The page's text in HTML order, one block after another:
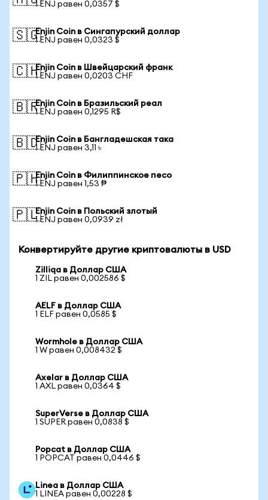
1 ENJ равен 0,0357 $
🇸🇬Enjin Coin в Сингапурский доллар
1 ENJ равен 0,0323 $
🇨🇭Enjin Coin в Швейцарский франк
1 ENJ равен 0,0203 CHF
🇧🇷Enjin Coin в Бразильский реал
1 ENJ равен 0,1295 R$
🇧🇩Enjin Coin в Бангладешская така
1 ENJ равен 3,11 ৳
🇵🇭Enjin Coin в Филиппинское песо
1 ENJ равен 1,53 ₱
🇵🇱Enjin Coin в Польский злотый
1 ENJ равен 0,0939 zł
Конвертируйте другие криптовалюты в USD
Zilliqa в Доллар США
1 ZIL равен 0,002586 $
AELF в Доллар США
1 ELF равен 0,0585 $
Wormhole в Доллар США
1 W равен 0,008432 $
Axelar в Доллар США
1 AXL равен 0,0364 $
SuperVerse в Доллар США
1 SUPER равен 0,0838 $
Popcat в Доллар США
1 POPCAT равен 0,0446 $
Linea в Доллар США
1 LINEA равен 0,00228 $